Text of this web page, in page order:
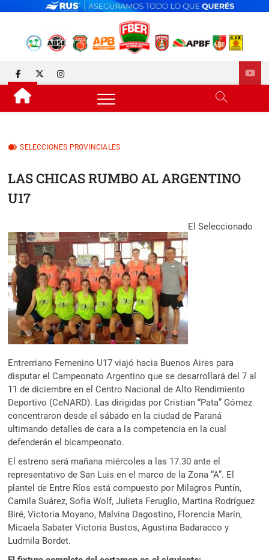
FEDERACIÓN DE BÁSQUET
DE ENTRE RÍOS
facebook
twitterinstagram
SELECCIONES PROVINCIALES
LAS CHICAS RUMBO AL ARGENTINO
U17
El Seleccionado
Entrerriano Femenino U17 viajó hacia Buenos Aires para
disputar el Campeonato Argentino que se desarrollará del 7 al
11 de diciembre en el Centro Nacional de Alto Rendimiento
Deportivo (CeNARD). Las dirigidas por Cristian “Pata” Gómez
concentraron desde el sábado en la ciudad de Paraná
ultimando detalles de cara a la competencia en la cual
defenderán el bicampeonato.
El estreno será mañana miércoles a las 17.30 ante el
representativo de San Luis en el marco de la Zona “A”. El
plantel de Entre Ríos está compuesto por Milagros Puntín,
Camila Suárez, Sofía Wolf, Julieta Feruglio, Martina Rodríguez
Biré, Victoria Moyano, Malvina Dagostino, Florencia Marín,
Micaela Sabater Victoria Bustos, Agustina Badaracco y
Ludmila Bordet.